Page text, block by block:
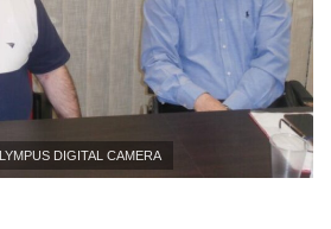
DIGITAL CAMERA